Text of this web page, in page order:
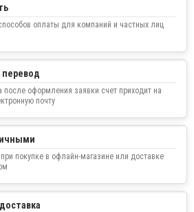
оплаты для компаний и частных лиц
перевод
после оформления заявки счет приходит на
почту
покупке в офлайн-магазине или доставке